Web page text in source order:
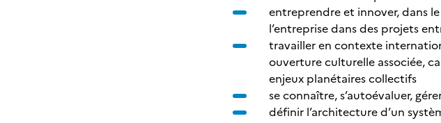
entreprendre et innover, dans
l’entreprise dans des projets
travailler en contexte
ouverture culturelle associée,
enjeux planétaires collectifs
se connaître, s’autoévaluer,
définir l’architecture d’un